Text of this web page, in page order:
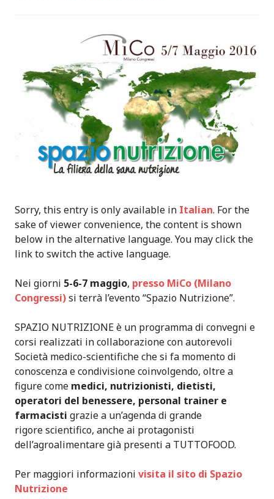
Sorry, this entry is only available in Italian. For the
sake of viewer convenience, the content is shown
below in the alternative language. You may click the
link to switch the active language.
Nei giorni 5-6-7 maggio, presso MiCo (Milano
Congressi)si terrà l’evento “Spazio Nutrizione”.
SPAZIO NUTRIZIONE è un programma di convegni e
corsi realizzati in collaborazione con autorevoli
Società medico-scientifiche che si fa momento di
conoscenza e condivisione coinvolgendo, oltre a
figure come medici, nutrizionisti, dietisti,
operatori del benessere, personal trainer e
farmacisti grazie a un’agenda di grande
rigore scientifico, anche ai protagonisti
dell’agroalimentare già presenti a TUTTOFOOD.
Per maggiori informazioni visita il sito di Spazio
Nutrizione